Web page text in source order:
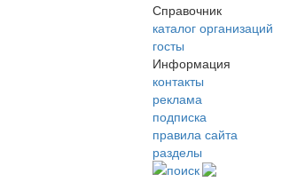
Справочник
каталог организаций
госты
Информация
контакты
реклама
подписка
правила сайта
разделы
поиск